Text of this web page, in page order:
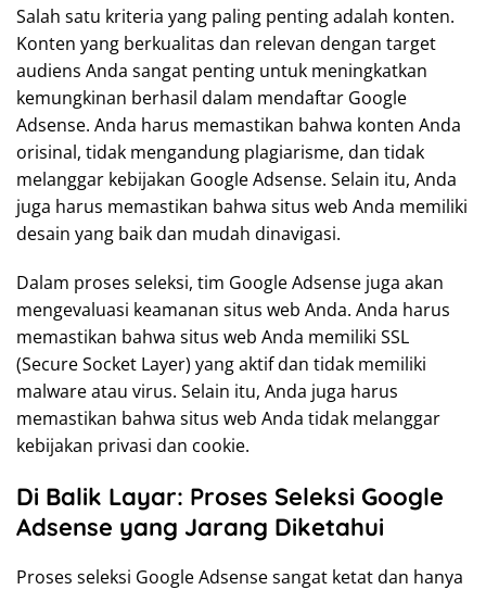
Salah satu kriteria yang paling penting adalah konten.
Konten yang berkualitas dan relevan dengan target
audiens Anda sangat penting untuk meningkatkan
kemungkinan berhasil dalam mendaftar Google
Adsense. Anda harus memastikan bahwa konten Anda
orisinal, tidak mengandung plagiarisme, dan tidak
melanggar kebijakan Google Adsense. Selain itu, Anda
juga harus memastikan bahwa situs web Anda memiliki
desain yang baik dan mudah dinavigasi.
Dalam proses seleksi, tim Google Adsense juga akan
mengevaluasi keamanan situs web Anda. Anda harus
memastikan bahwa situs web Anda memiliki SSL
(Secure Socket Layer) yang aktif dan tidak memiliki
malware atau virus. Selain itu, Anda juga harus
memastikan bahwa situs web Anda tidak melanggar
kebijakan privasi dan cookie.
Di Balik Layar: Proses Seleksi Google
Adsense yang Jarang Diketahui
Proses seleksi Google Adsense sangat ketat dan hanya